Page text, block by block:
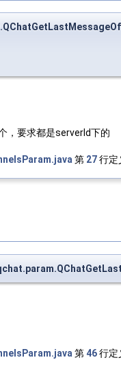
，要求都是serverId下的
第 27行定
第 46行定